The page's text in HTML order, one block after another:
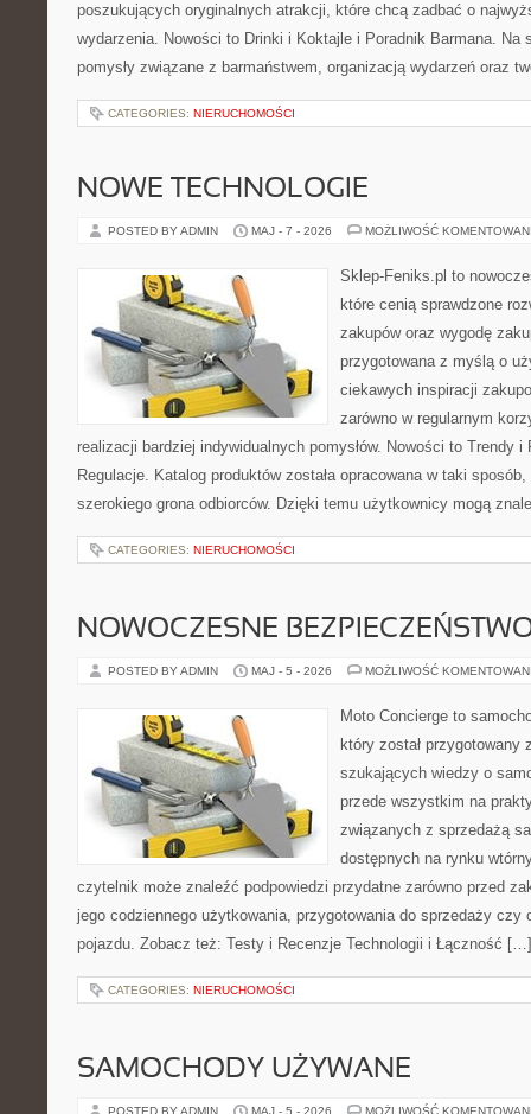
poszukujących oryginalnych atrakcji, które chcą zadbać o
wydarzenia. Nowości to Drinki i Koktajle i Poradnik Barmana. Na
pomysły związane z barmaństwem, organizacją wydarzeń oraz
CATEGORIES: NIERUCHOMOŚCI
NOWE TECHNOLOGIE
POSTED BY ADMIN MAJ - 7 - 2026 MOŻLIWOŚĆ
Sklep-Feniks.pl to
które cenią sprawdzone
zakupów oraz wygodę
przygotowana z myślą o
ciekawych inspiracji
zarówno w regularnym
realizacji bardziej indywidualnych pomysłów. Nowości to Trendy i
Regulacje. Katalog produktów została opracowana w taki
szerokiego grona odbiorców. Dzięki temu użytkownicy mogą
CATEGORIES: NIERUCHOMOŚCI
NOWOCZESNE
POSTED BY ADMIN MAJ - 5 - 2026 MOŻLIWOŚĆ
Moto Concierge to
który został przygotowany
szukających wiedzy o
przede wszystkim na
związanych z sprzedażą
dostępnych na rynku
czytelnik może znaleźć podpowiedzi przydatne zarówno przed
jego codziennego użytkowania, przygotowania do sprzedaży czy
pojazdu. Zobacz też: Testy i Recenzje Technologii i Łączność […]
CATEGORIES: NIERUCHOMOŚCI
SAMOCHODY UŻYWANE
POSTED BY ADMIN MAJ - 5 - 2026 MOŻLIWOŚĆ